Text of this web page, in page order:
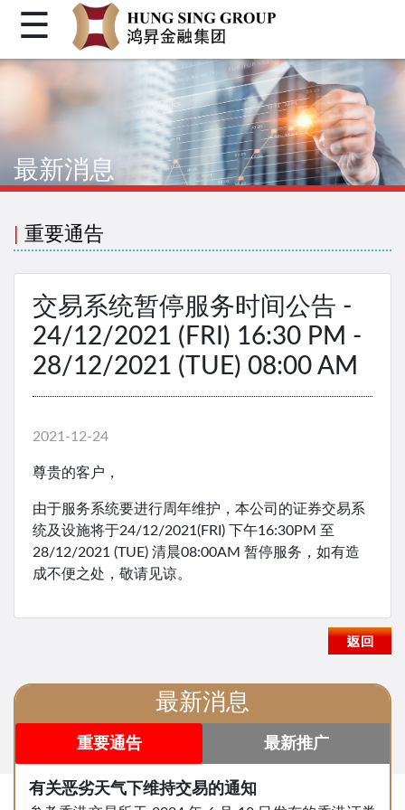
首页
关于我们
机构金融
客户登入
简体
Facebook
☰
最新消息
重要通告
交易系统暂停服务时间公告 -
24/12/2021 (FRI) 16:30 PM -
28/12/2021 (TUE) 08:00 AM
2021-12-24
尊贵的客户，
由于服务系统要进行周年维护，本公司的证券交易系
统及设施将于24/12/2021(FRI) 下午16:30PM 至
28/12/2021 (TUE) 清晨08:00AM 暂停服务，如有造
成不便之处，敬请见谅。
最新消息
重要通告 最新推广
有关恶劣天气下维持交易的通知